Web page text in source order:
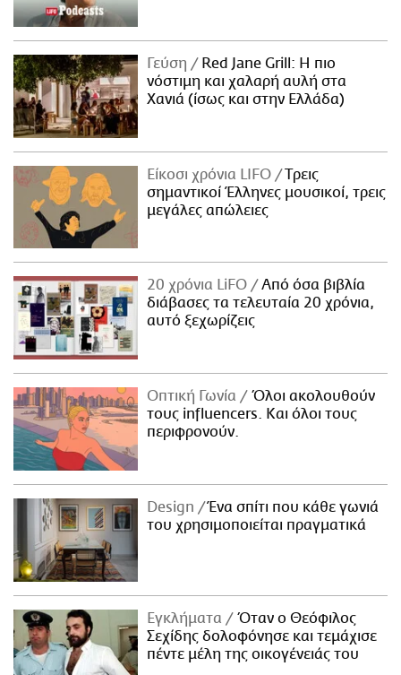
Γεύση
Red Jane Grill: Η πιο
νόστιμη και χαλαρή αυλή στα
Χανιά (ίσως και στην Ελλάδα)
Είκοσι χρόνια LIFO
Tρεις
σημαντικοί Έλληνες μουσικοί, τρεις
μεγάλες απώλειες
20 χρόνια LiFO
Από όσα βιβλία
διάβασες τα τελευταία 20 χρόνια,
αυτό ξεχωρίζεις
Οπτική Γωνία
Όλοι ακολουθούν
τους influencers. Και όλοι τους
περιφρονούν.
Design
Ένα σπίτι που κάθε γωνιά
του χρησιμοποιείται πραγματικά
Εγκλήματα
Όταν ο Θεόφιλος
Σεχίδης δολοφόνησε και τεμάχισε
πέντε μέλη της οικογένειάς του